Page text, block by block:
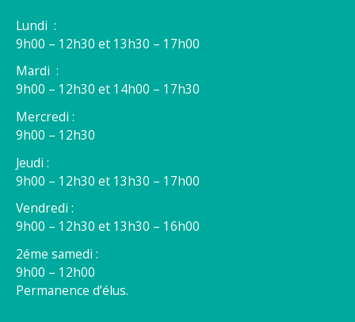
Lundi :
9h00 – 12h30 et 13h30 – 17h00
Mardi :
9h00 – 12h30 et 14h00 – 17h30
Mercredi :
9h00 – 12h30
Jeudi :
9h00 – 12h30 et 13h30 – 17h00
Vendredi :
9h00 – 12h30 et 13h30 – 16h00
2éme samedi :
9h00 – 12h00
Permanence d’élus.